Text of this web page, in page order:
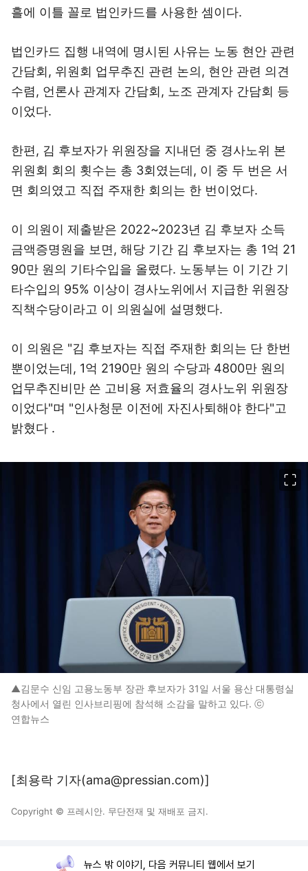
흘에 이틀 꼴로 법인카드를 사용한 셈이다.
법인카드 집행 내역에 명시된 사유는 노동 현안 관련
간담회, 위원회 업무추진 관련 논의, 현안 관련 의견
수렴, 언론사 관계자 간담회, 노조 관계자 간담회 등
이었다.
한편, 김 후보자가 위원장을 지내던 중 경사노위 본
위원회 회의 횟수는 총 3회였는데, 이 중 두 번은 서
면 회의였고 직접 주재한 회의는 한 번이었다.
이 의원이 제출받은 2022~2023년 김 후보자 소득
금액증명원을 보면, 해당 기간 김 후보자는 총 1억 21
90만 원의 기타수입을 올렸다. 노동부는 이 기간 기
타수입의 95% 이상이 경사노위에서 지급한 위원장
직책수당이라고 이 의원실에 설명했다.
이 의원은 "김 후보자는 직접 주재한 회의는 단 한번
뿐이었는데, 1억 2190만 원의 수당과 4800만 원의
업무추진비만 쓴 고비용 저효율의 경사노위 위원장
이었다"며 "인사청문 이전에 자진사퇴해야 한다"고
밝혔다 .
▲김문수 신임 고용노동부 장관 후보자가 31일 서울 용산 대통령실
청사에서 열린 인사브리핑에 참석해 소감을 말하고 있다. ⓒ
연합뉴스
[최용락 기자(ama@pressian.com)]
Copyright © 프레시안. 무단전재 및 재배포 금지.
뉴스 밖 이야기, 다음 커뮤니티 웹에서 보기